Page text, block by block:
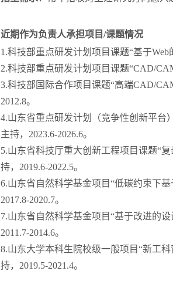
近期作为负责人承担项目/课题情况
1.科技部重点研发计划项目课题“基于Web
2.科技部重点研发计划项目课题“CAD/
3.科技部国际合作项目课题“高端CAD/
2012.8。
4.山东省重点研发计划（竞争性创新平台
主持，2023.6-2026.6。
5.山东省科技厅重大创新工程项目课题“
持，2019.6-2022.5。
6.山东省自然科学基金项目“低碳约束下
2017.8-2020.7。
7.山东省自然科学基金项目“基于改进的
2011.7-2014.6。
8.山东大学本科生院校级一般项目“新工
持，2019.5-2021.4。